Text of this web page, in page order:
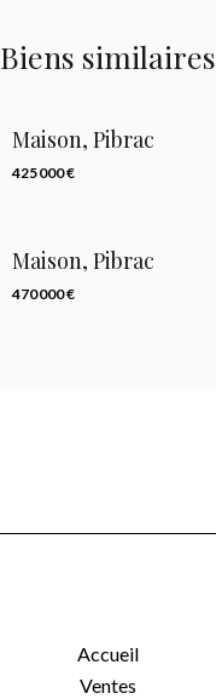
Biens similaires
Maison, Pibrac
425 000 €
Maison, Pibrac
470 000 €
Accueil
Ventes